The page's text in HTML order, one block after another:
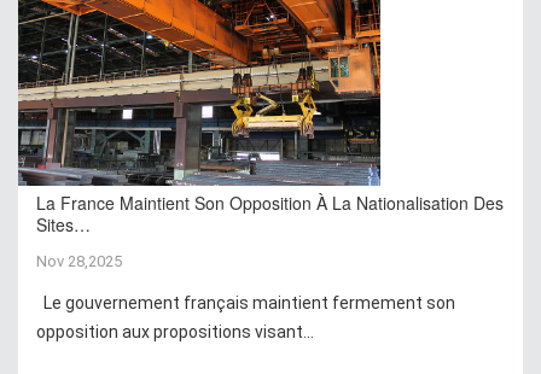
La France Maintient Son Opposition À La Nationalisation Des
Sites…
Nov 28,2025
Le gouvernement français maintient fermement son
opposition aux propositions visant...